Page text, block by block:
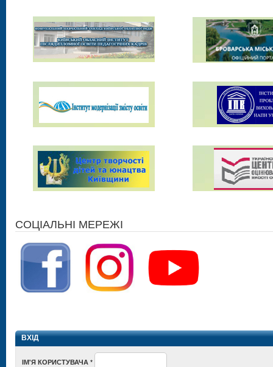
СОЦІАЛЬНІ МЕРЕЖІ
ВХІД
ІМ'Я КОРИСТУВАЧА *